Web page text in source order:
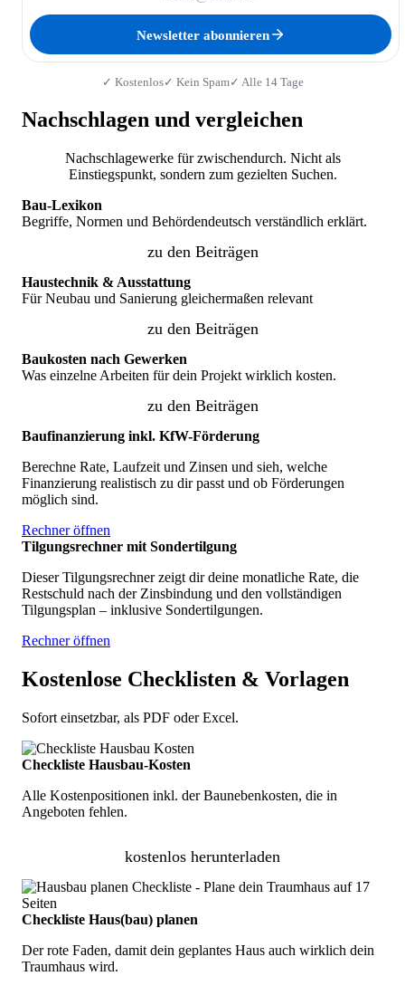
Newsletter abonnieren
✓ Kostenlos✓ Kein Spam✓ Alle 14 Tage
Nachschlagen und vergleichen
Nachschlagewerke für zwischendurch. Nicht als
Einstiegspunkt, sondern zum gezielten Suchen.
Bau-Lexikon
Begriffe, Normen und Behördendeutsch verständlich erklärt.
zu den Beiträgen
Haustechnik & Ausstattung
Für Neubau und Sanierung gleichermaßen relevant
zu den Beiträgen
Baukosten nach Gewerken
Was einzelne Arbeiten für dein Projekt wirklich kosten.
zu den Beiträgen
Baufinanzierung inkl. KfW-Förderung
Berechne Rate, Laufzeit und Zinsen und sieh, welche
Finanzierung realistisch zu dir passt und ob Förderungen
möglich sind.
Rechner öffnen
Tilgungsrechner mit Sondertilgung
Dieser Tilgungsrechner zeigt dir deine monatliche Rate, die
Restschuld nach der Zinsbindung und den vollständigen
Tilgungsplan – inklusive Sondertilgungen.
Rechner öffnen
Kostenlose Checklisten & Vorlagen
Sofort einsetzbar, als PDF oder Excel.
Checkliste Hausbau-Kosten
Alle Kostenpositionen inkl. der Baunebenkosten, die in
Angeboten fehlen.
kostenlos herunterladen
Checkliste Haus(bau) planen
Der rote Faden, damit dein geplantes Haus auch wirklich dein
Traumhaus wird.